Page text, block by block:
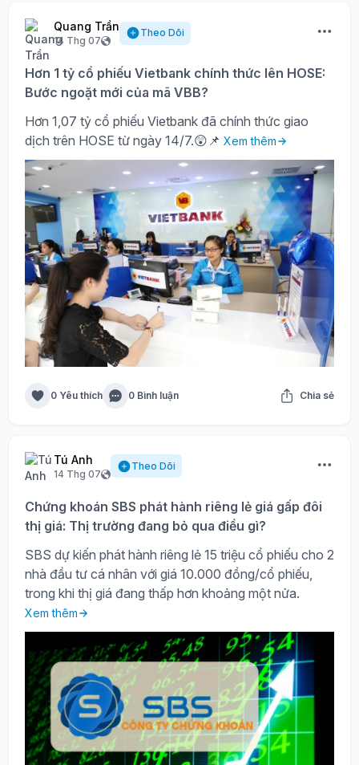
Quang Trần
14 Thg 07
Theo Dõi
Hơn 1 tỷ cổ phiếu Vietbank chính thức lên HOSE:
Bước ngoặt mới của mã VBB?
Hơn 1,07 tỷ cổ phiếu Vietbank đã chính thức giao
dịch trên HOSE từ ngày 14/7.😲📌 Xem thêm
0 Yêu thích 0 Bình luận Chia sẻ
Tú Anh
14 Thg 07
Theo Dõi
Chứng khoán SBS phát hành riêng lẻ giá gấp đôi
thị giá: Thị trường đang bỏ qua điều gì?
SBS dự kiến phát hành riêng lẻ 15 triệu cổ phiếu cho 2
nhà đầu tư cá nhân với giá 10.000 đồng/cổ phiếu,
trong khi thị giá đang thấp hơn khoảng một nửa.
Xem thêm